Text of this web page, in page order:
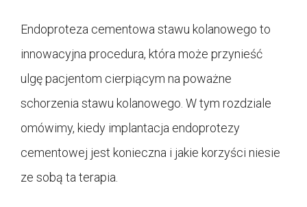
Endoproteza cementowa stawu kolanowego to
innowacyjna procedura, która może przynieść
ulgę pacjentom cierpiącym na poważne
schorzenia stawu kolanowego. W tym rozdziale
omówimy, kiedy implantacja endoprotezy
cementowej jest konieczna i jakie korzyści niesie
ze sobą ta terapia.